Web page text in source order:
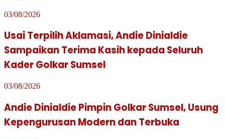
03/08/2026
Usai Terpilih Aklamasi, Andie Dinialdie
Sampaikan Terima Kasih kepada Seluruh
Kader Golkar Sumsel
03/08/2026
Andie Dinialdie Pimpin Golkar Sumsel, Usung
Kepengurusan Modern dan Terbuka